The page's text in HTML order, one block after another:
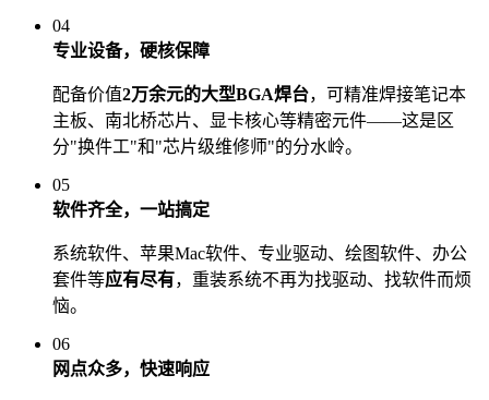
04
专业设备，硬核保障
配备价值2万余元的大型BGA焊台，可精准焊接笔记本
主板、南北桥芯片、显卡核心等精密元件——这是区
分"换件工"和"芯片级维修师"的分水岭。
05
软件齐全，一站搞定
系统软件、苹果Mac软件、专业驱动、绘图软件、办公
套件等应有尽有，重装系统不再为找驱动、找软件而烦
恼。
06
网点众多，快速响应